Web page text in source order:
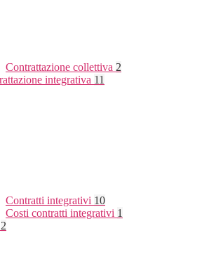
Contrattazione collettiva 2
integrativa 11
Contratti integrativi 10
Costi contratti integrativi 1
2